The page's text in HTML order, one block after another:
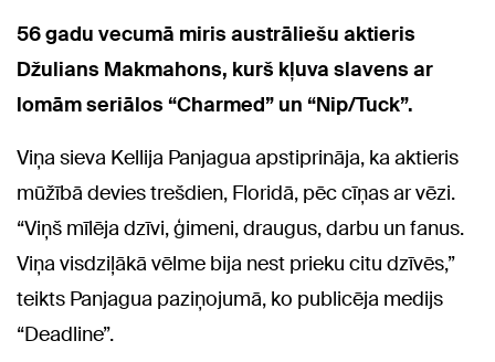
56 gadu vecumā miris austrāliešu aktieris
Džulians Makmahons, kurš kļuva slavens ar
lomām seriālos “Charmed” un “Nip/Tuck”.
Viņa sieva Kellija Panjagua apstiprināja, ka aktieris
mūžībā devies trešdien, Floridā, pēc cīņas ar vēzi.
“Viņš mīlēja dzīvi, ģimeni, draugus, darbu un fanus.
Viņa visdziļākā vēlme bija nest prieku citu dzīvēs,”
teikts Panjagua paziņojumā, ko publicēja medijs
“Deadline”.